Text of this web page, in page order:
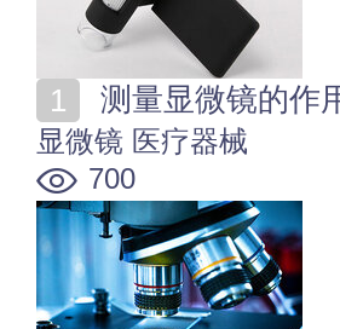
测量显微镜的作
显微镜 医疗器械
700